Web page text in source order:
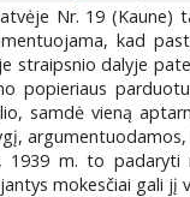
Nr. 19
kad
straipsnio dalyje
popieriaus
samdė vieną
m. to padaryti
mokesčiai gali jį